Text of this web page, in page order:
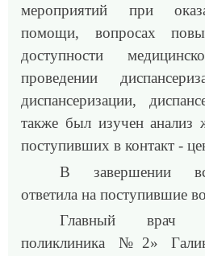
мероприятий при
помощи, вопросах
доступности
проведении
диспансеризации,
также был изучен
поступивших в контакт -
В завершении
ответила на поступившие
Главный врач
поликлиника №2»